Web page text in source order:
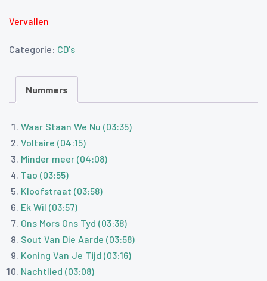
Vervallen
Categorie: CD's
Nummers
Waar Staan We Nu (03:35)
Voltaire (04:15)
Minder meer (04:08)
Tao (03:55)
Kloofstraat (03:58)
Ek Wil (03:57)
Ons Mors Ons Tyd (03:38)
Sout Van Die Aarde (03:58)
Koning Van Je Tijd (03:16)
Nachtlied (03:08)